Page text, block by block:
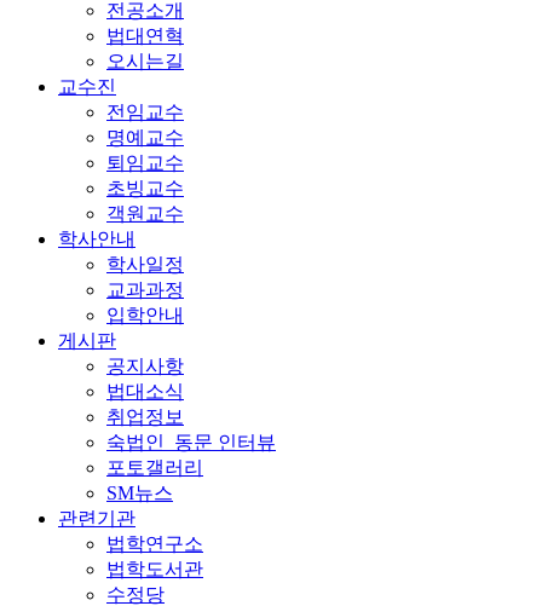
전공소개
법대연혁
오시는길
교수진
전임교수
명예교수
퇴임교수
초빙교수
객원교수
학사안내
학사일정
교과과정
입학안내
게시판
공지사항
법대소식
취업정보
숙법인_동문 인터뷰
포토갤러리
SM뉴스
관련기관
법학연구소
법학도서관
수정당